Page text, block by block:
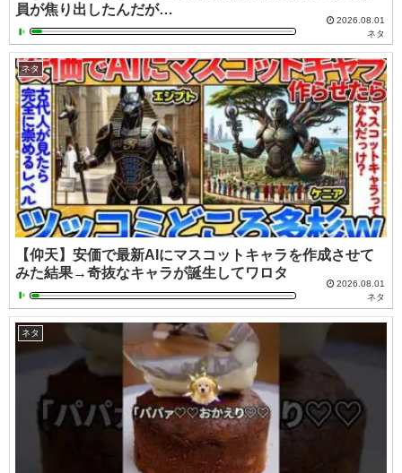
員が焦り出したんだが…
2026.08.01
ネタ
ネタ
【仰天】安価で最新AIにマスコットキャラを作成させて
みた結果→奇抜なキャラが誕生してワロタ
2026.08.01
ネタ
ネタ